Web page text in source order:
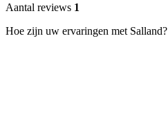
Aantal reviews 1
Hoe zijn uw ervaringen met Salland?